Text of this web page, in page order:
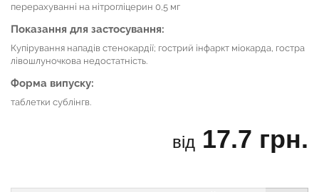
перерахуванні на нітрогліцерин 0,5 мг
Показання для застосування:
Купірування нападів стенокардії; гострий інфаркт міокарда, гостра
лівошлуночкова недостатність.
Форма випуску:
таблетки сублінгв.
від 17.7 грн.